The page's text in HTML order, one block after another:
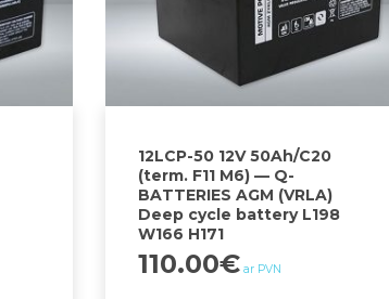
12LCP-50 12V 50Ah/C20
(term. F11 M6) — Q-
BATTERIES AGM (VRLA)
Deep cycle battery L198
W166 H171
110.00€ ar PVN